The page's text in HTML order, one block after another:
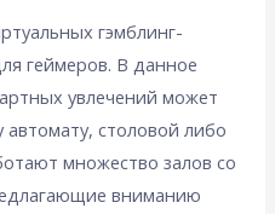
гэмблинг-
геймеров. В данное
увлечений может
автомату, столовой либо
множество залов со
вниманию